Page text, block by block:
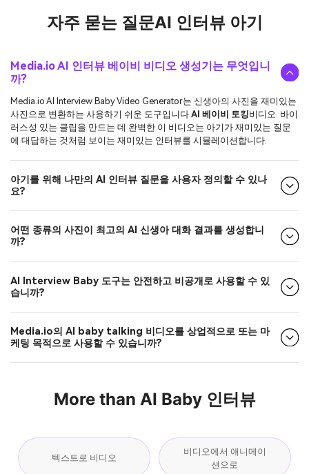
자주 묻는 질문AI 인터뷰 아기
Media.io AI 인터뷰 베이비 비디오 생성기는 무엇입니
까?
Media.io AI Interview Baby Video Generator는 신생아의 사진을 재미있는
사진으로 변환하는 사용하기 쉬운 도구입니다. AI 베이비 토킹비디오. 바이
러스성 있는 클립을 만드는 데 완벽한 이 비디오는 아기가 재미있는 질문
에 대답하는 것처럼 보이는 재미있는 인터뷰를 시뮬레이션합니다.
아기를 위해 나만의 AI 인터뷰 질문을 사용자 정의할 수 있나
요?
어떤 종류의 사진이 최고의 AI 신생아 대화 결과를 생성합니
까?
AI Interview Baby 도구는 안전하고 비공개로 사용할 수 있
습니까?
Media.io의 AI baby talking 비디오를 상업적으로 또는 마
케팅 목적으로 사용할 수 있습니까?
More than AI Baby 인터뷰
텍스트로 비디오
비디오에서 애니메이
션으로